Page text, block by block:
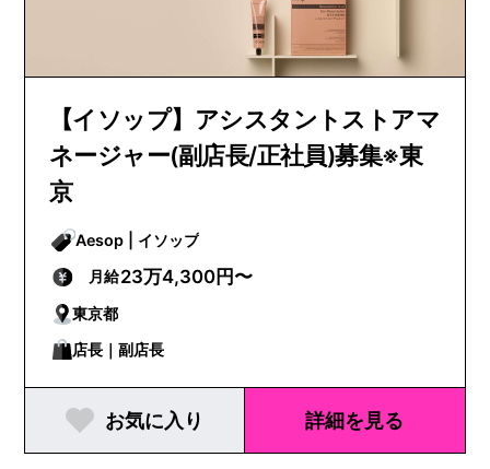
【イソップ】アシスタントストアマ
ネージャー(副店長/正社員)募集※東
京
Aesop | イソップ
月給23万4,300円〜
東京都
店長｜副店長
お気に入り 詳細を見る